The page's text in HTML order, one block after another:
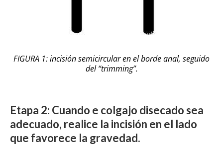
FIGURA 1: incisión semicircular en el borde anal, seguido
del “trimming”.
Etapa 2: Cuando e colgajo disecado sea
adecuado, realice la incisión en el lado
que favorece la gravedad.